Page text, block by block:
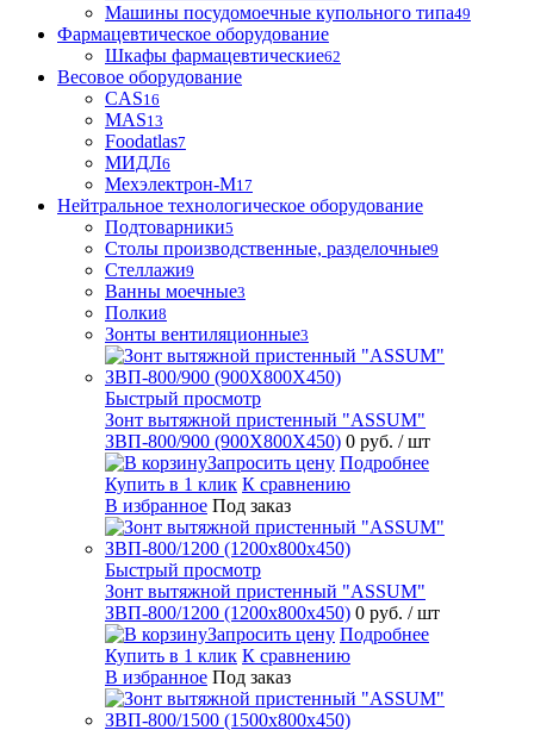
Машины посудомоечные купольного типа49
Фармацевтическое оборудование
Шкафы фармацевтические62
Весовое оборудование
CAS16
MAS13
Foodatlas7
МИДЛ6
Мехэлектрон-М17
Нейтральное технологическое оборудование
Подтоварники5
Столы производственные, разделочные9
Стеллажи9
Ванны моечные3
Полки8
Зонты вентиляционные3
Быстрый просмотр
Зонт вытяжной пристенный "ASSUM"
ЗВП-800/900 (900Х800Х450) 0 руб. / шт
Запросить цену Подробнее
Купить в 1 клик К сравнению
В избранное Под заказ
Быстрый просмотр
Зонт вытяжной пристенный "ASSUM"
ЗВП-800/1200 (1200х800х450) 0 руб. / шт
Запросить цену Подробнее
Купить в 1 клик К сравнению
В избранное Под заказ